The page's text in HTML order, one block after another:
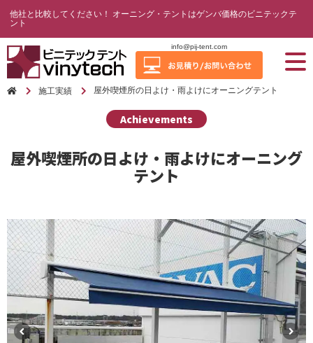
他社と比較してください！ オーニング・テントはゲンバ価格のビニテックテ
ント
info@pij-tent.com
施工実績 屋外喫煙所の日よけ・雨よけにオーニングテント
Achievements
屋外喫煙所の日よけ・雨よけにオーニング
テント